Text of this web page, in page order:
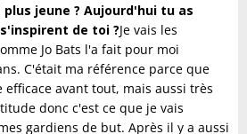
jeune ? Aujourd'hui tu as
de toi ?Je vais les
Jo Bats l'a fait pour moi
C'était ma référence parce que
avant tout, mais aussi très
donc c'est ce que je vais
gardiens de but. Après il y a aussi